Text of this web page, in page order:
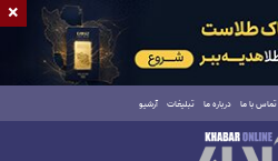
تماس با ما درباره ما تبلیغات آرشیو
×